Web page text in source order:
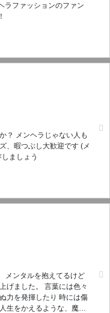
ラファッションのファン
人も
ましょう
言葉には色々
力を発揮したり 時には傷
生をかえるような、魔法